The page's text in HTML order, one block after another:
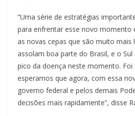
“Uma série de estratégias
para enfrentar esse novo momento
as novas cepas que são muito mais
assolam boa parte do Brasil, e o
pico da doença neste momento.
esperamos que agora, com essa
governo federal e pelos demais
decisões mais rapidamente”, disse